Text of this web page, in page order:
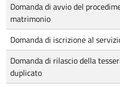
Domanda di avvio del
matrimonio
Domanda di iscrizione al
Domanda di rilascio della
duplicato